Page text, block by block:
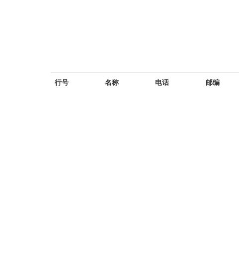
行号 名称 电话 邮编